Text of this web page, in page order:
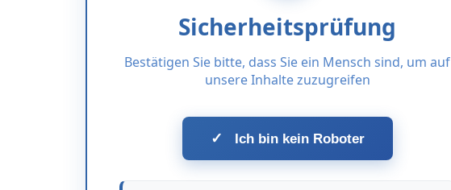
Sicherheitsprüfung
Bestätigen Sie bitte, dass Sie ein Mensch sind, um auf
unsere Inhalte zuzugreifen
✓ Ich bin kein Roboter